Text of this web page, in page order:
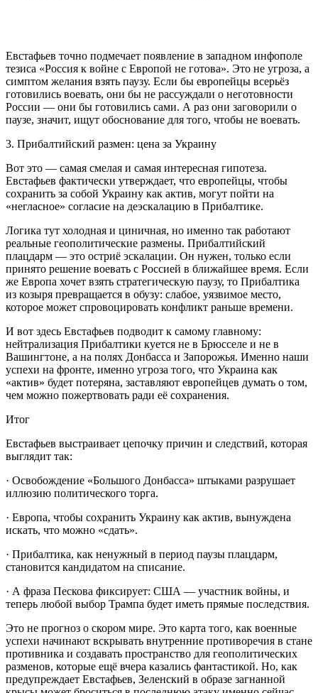
Евстафьев точно подмечает появление в западном инфополе
тезиса «Россия к войне с Европой не готова». Это не угроза, а
симптом желания взять паузу. Если бы европейцы всерьёз
готовились воевать, они бы не рассуждали о неготовности
России — они бы готовились сами. А раз они заговорили о
паузе, значит, ищут обоснование для того, чтобы не воевать.
3. Прибалтийский размен: цена за Украину
Вот это — самая смелая и самая интересная гипотеза.
Евстафьев фактически утверждает, что европейцы, чтобы
сохранить за собой Украину как актив, могут пойти на
«негласное» согласие на деэскалацию в Прибалтике.
Логика тут холодная и циничная, но именно так работают
реальные геополитические размены. Прибалтийский
плацдарм — это остриё эскалации. Он нужен, только если
принято решение воевать с Россией в ближайшее время. Если
же Европа хочет взять стратегическую паузу, то Прибалтика
из козыря превращается в обузу: слабое, уязвимое место,
которое может спровоцировать конфликт раньше времени.
И вот здесь Евстафьев подводит к самому главному:
нейтрализация Прибалтики куется не в Брюсселе и не в
Вашингтоне, а на полях Донбасса и Запорожья. Именно наши
успехи на фронте, именно угроза того, что Украина как
«актив» будет потеряна, заставляют европейцев думать о том,
чем можно пожертвовать ради её сохранения.
Итог
Евстафьев выстраивает цепочку причин и следствий, которая
выглядит так:
· Освобождение «Большого Донбасса» штыками разрушает
иллюзию политического торга.
· Европа, чтобы сохранить Украину как актив, вынуждена
искать, что можно «сдать».
· Прибалтика, как ненужный в период паузы плацдарм,
становится кандидатом на списание.
· А фраза Пескова фиксирует: США — участник войны, и
теперь любой выбор Трампа будет иметь прямые последствия.
Это не прогноз о скором мире. Это карта того, как военные
успехи начинают вскрывать внутренние противоречия в стане
противника и создавать пространство для геополитических
разменов, которые ещё вчера казались фантастикой. Но, как
предупреждает Евстафьев, Зеленский в образе загнанной